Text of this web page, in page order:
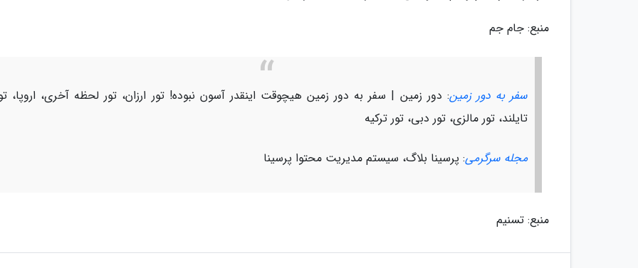
منبع: جام جم
سفر به دور زمین: دور زمین | سفر به دور زمین هیچوقت اینقدر آسون نبوده! تور ارزان، تور لحظه آخری، اروپا،
تایلند، تور مالزی، تور دبی، تور ترکیه
مجله سرگرمی: پرسینا بلاگ، سیستم مدیریت محتوا پرسینا
منبع: تسنیم